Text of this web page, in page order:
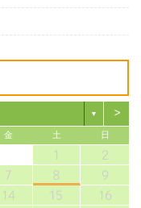
▼ >
金 土 日
1
2
7 8
9
14 15
16